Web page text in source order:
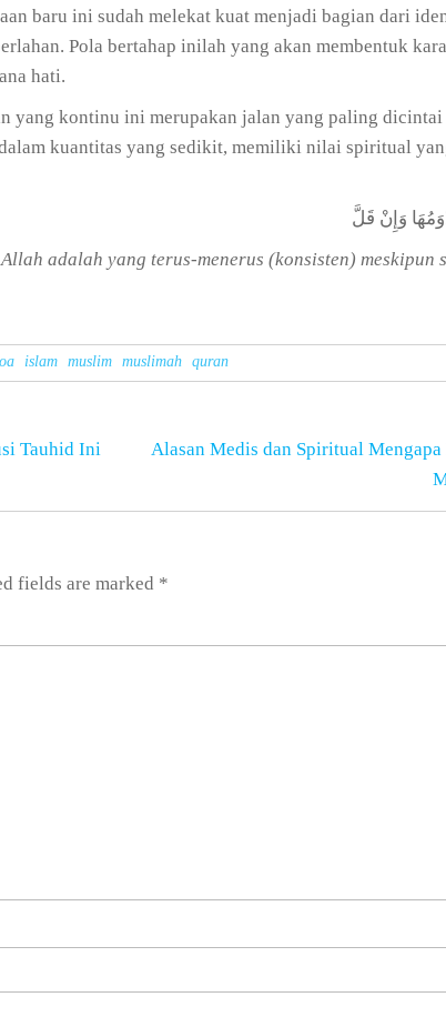
baru ini sudah melekat kuat menjadi bagian dari
Pola bertahap inilah yang akan membentuk
hati.
yang kontinu ini merupakan jalan yang paling
kuantitas yang sedikit, memiliki nilai spiritual
وَإِنْ قَلَّ
adalah yang terus-menerus (konsisten) meskipun
islam muslim muslimah quran
Tauhid Ini
Alasan Medis dan Spiritual
fields are marked *